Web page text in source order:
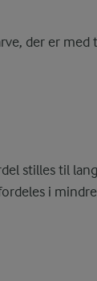
der er
stilles til
i